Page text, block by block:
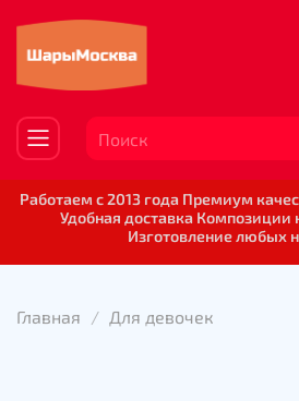
Работаем с 2013 года Премиум
Удобная доставка
Изготовление любых
Главная Для девочек